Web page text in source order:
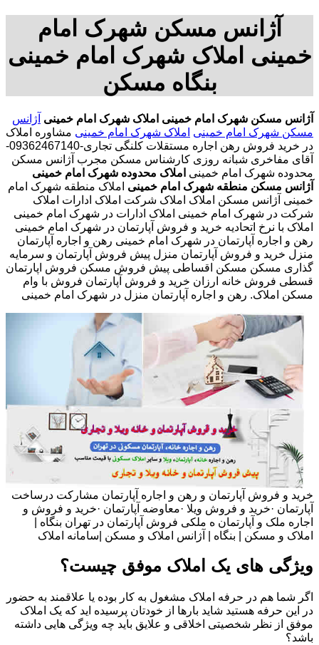
آژانس مسکن شهرک امام
خمینی املاک شهرک امام خمینی
بنگاه مسکن
آژانس مسکن شهرک امام خمینی املاک شهرک امام خمینی آژانس
مسکن شهرک امام خمینی املاک شهرک امام خمینی مشاوره املاک
در خرید فروش رهن اجاره مستقلات کلنگی تجاری-09362467140-
آقای مفاخری شبانه روزی کارشناس مسکن مجرب آژانس مسکن
محدوده شهرک امام خمینی املاک محدوده شهرک امام خمینی
آژانس مسکن منطقه شهرک امام خمینی املاک منطقه شهرک امام
خمینی آژانس مسکن املاک املاک شرکت املاک ادارات املاک
شرکت در شهرک امام خمینی املاک ادارات در شهرک امام خمینی
املاک با نرخ اتحادیه خرید و فروش آپارتمان در شهرک امام خمینی
رهن و اجاره آپارتمان در شهرک امام خمینی رهن و اجاره آپارتمان
منزل خرید و فروش آپارتمان منزل پیش فروش آپارتمان و سرمایه
گذاری مسکن مسکن اقساطی پیش فروش مسکن فروش اپارتمان
قسطی فروش خانه ارزان خرید و فروش آپارتمان فروش با وام
مسکن املاک. رهن و اجاره آپارتمان منزل در شهرک امام خمینی
خرید و فروش آپارتمان و رهن و اجاره آپارتمان مشارکت درساخت
آپارتمان ·خرید و فروش ویلا ·معاوضه آپارتمان ·خرید و فروش و
اجاره ملک و آپارتمان ه ملکی فروش آپارتمان در تهران بنگاه |
املاک و مسکن | بنگاه | آژانس املاک و مسکن |سامانه املاک
ویژگی های یک املاک موفق چیست؟
اگر شما هم در حرفه املاک مشغول به کار بوده یا علاقمند به حضور
در این حرفه هستید شاید بارها از خودتان پرسیده اید که یک املاک
موفق از نظر شخصیتی اخلاقی و علایق باید چه ویژگی هایی داشته
باشد؟